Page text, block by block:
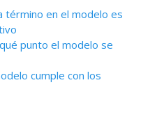
término en el modelo es
punto el modelo se
cumple con los